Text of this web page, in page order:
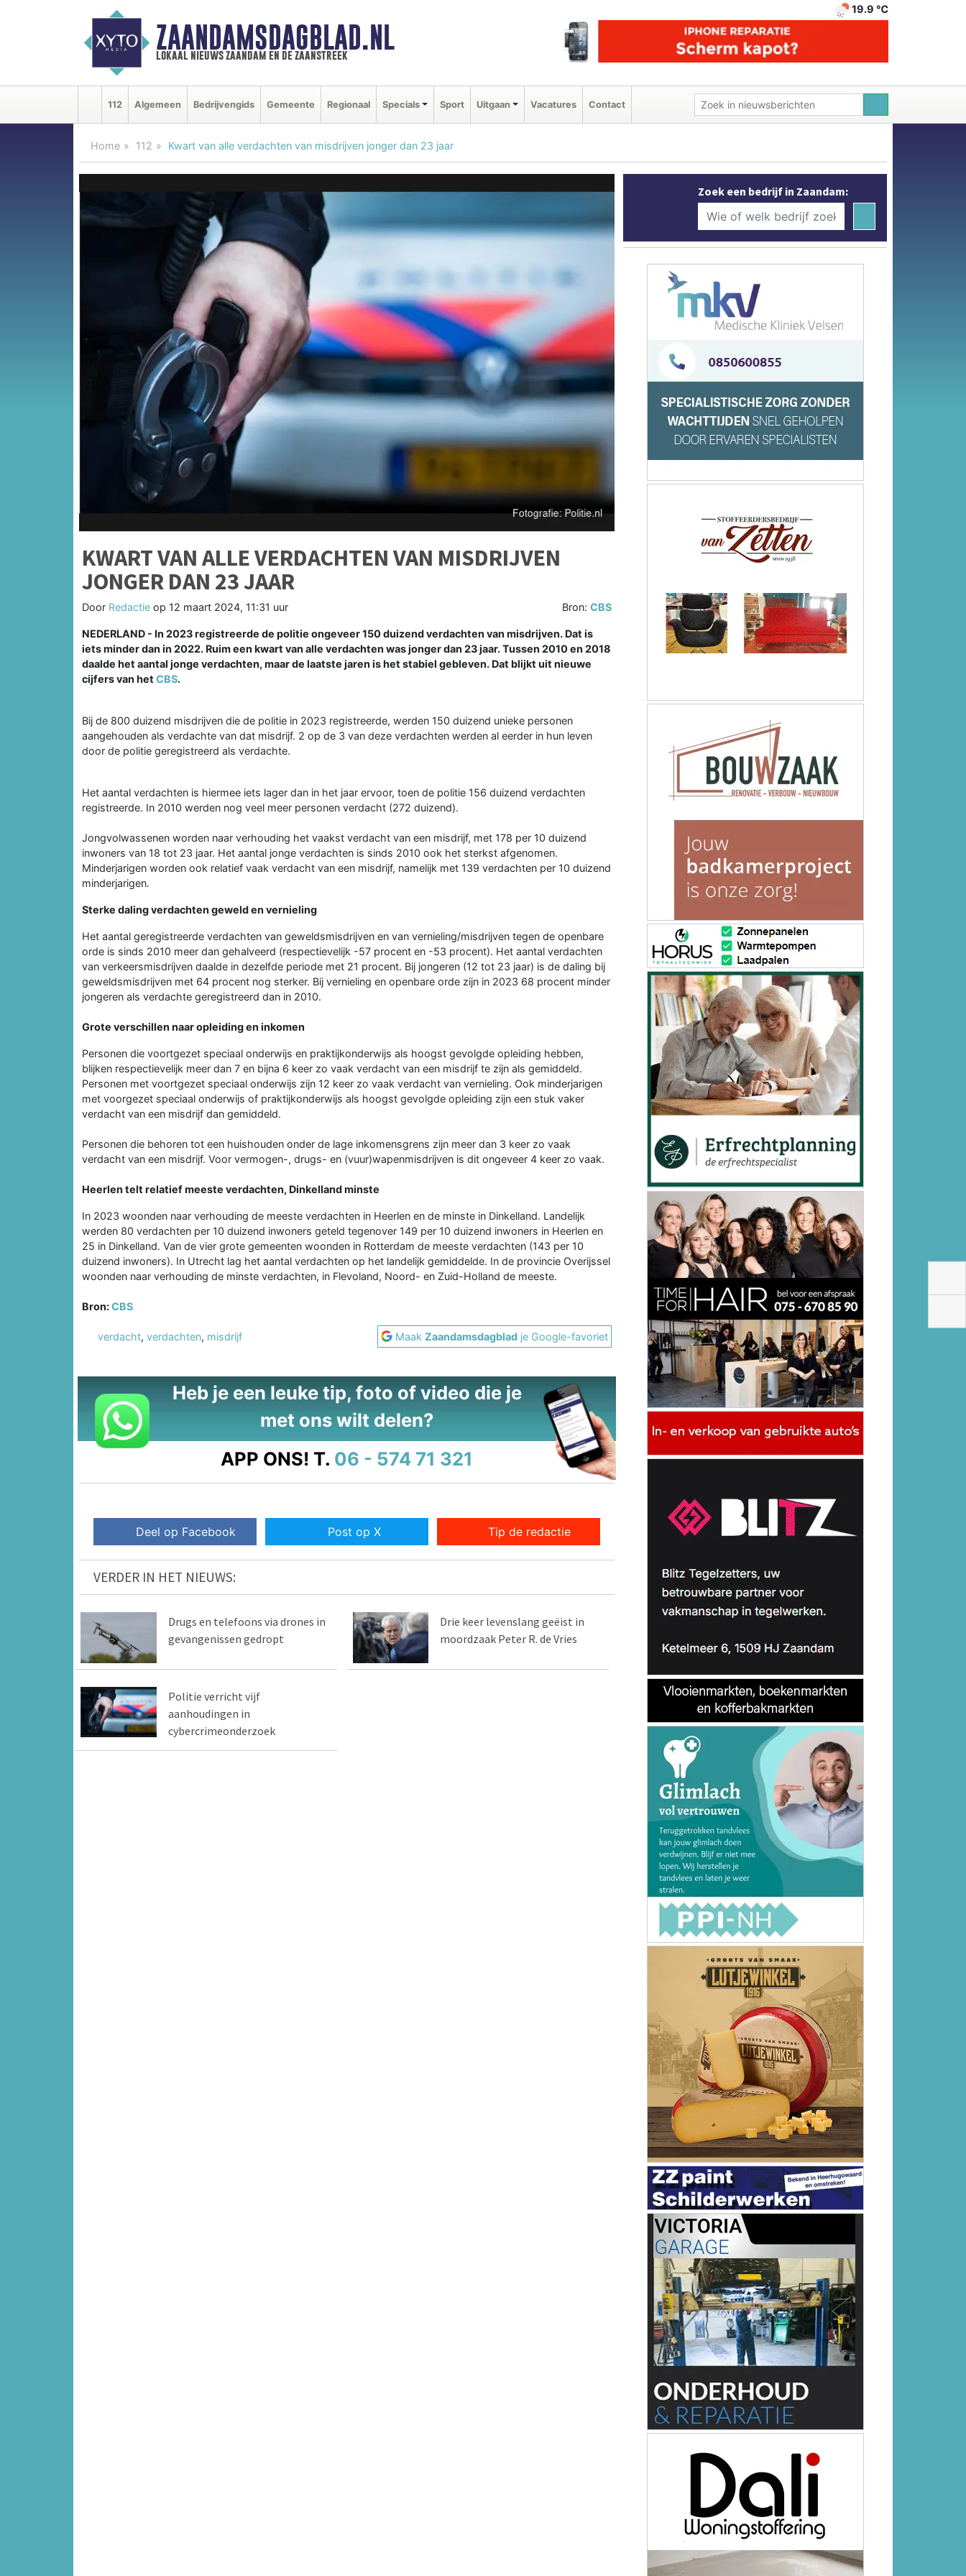
ZAANDAMSDAGBLAD.NL
lokaal nieuws zaandam en de zaanstreek
19.9 ℃
112 Algemeen Bedrijvengids Gemeente Regionaal Specials Sport Uitgaan Vacatures Contact
Home 112 Kwart van alle verdachten van misdrijven jonger dan 23 jaar
KWART VAN ALLE VERDACHTEN VAN MISDRIJVEN
JONGER DAN 23 JAAR
Door Redactie op 12 maart 2024, 11:31 uur Bron:CBS
NEDERLAND - In 2023 registreerde de politie ongeveer 150 duizend verdachten van misdrijven. Dat is
iets minder dan in 2022. Ruim een kwart van alle verdachten was jonger dan 23 jaar. Tussen 2010 en 2018
daalde het aantal jonge verdachten, maar de laatste jaren is het stabiel gebleven. Dat blijkt uit nieuwe
cijfers van het CBS.
Bij de 800 duizend misdrijven die de politie in 2023 registreerde, werden 150 duizend unieke personen
aangehouden als verdachte van dat misdrijf. 2 op de 3 van deze verdachten werden al eerder in hun leven
door de politie geregistreerd als verdachte.
Het aantal verdachten is hiermee iets lager dan in het jaar ervoor, toen de politie 156 duizend verdachten
registreerde. In 2010 werden nog veel meer personen verdacht (272 duizend).
Jongvolwassenen worden naar verhouding het vaakst verdacht van een misdrijf, met 178 per 10 duizend
inwoners van 18 tot 23 jaar. Het aantal jonge verdachten is sinds 2010 ook het sterkst afgenomen.
Minderjarigen worden ook relatief vaak verdacht van een misdrijf, namelijk met 139 verdachten per 10 duizend
minderjarigen.
Sterke daling verdachten geweld en vernieling
Het aantal geregistreerde verdachten van geweldsmisdrijven en van vernieling/misdrijven tegen de openbare
orde is sinds 2010 meer dan gehalveerd (respectievelijk -57 procent en -53 procent). Het aantal verdachten
van verkeersmisdrijven daalde in dezelfde periode met 21 procent. Bij jongeren (12 tot 23 jaar) is de daling bij
geweldsmisdrijven met 64 procent nog sterker. Bij vernieling en openbare orde zijn in 2023 68 procent minder
jongeren als verdachte geregistreerd dan in 2010.
Grote verschillen naar opleiding en inkomen
Personen die voortgezet speciaal onderwijs en praktijkonderwijs als hoogst gevolgde opleiding hebben,
blijken respectievelijk meer dan 7 en bijna 6 keer zo vaak verdacht van een misdrijf te zijn als gemiddeld.
Personen met voortgezet speciaal onderwijs zijn 12 keer zo vaak verdacht van vernieling. Ook minderjarigen
met voorgezet speciaal onderwijs of praktijkonderwijs als hoogst gevolgde opleiding zijn een stuk vaker
verdacht van een misdrijf dan gemiddeld.
Personen die behoren tot een huishouden onder de lage inkomensgrens zijn meer dan 3 keer zo vaak
verdacht van een misdrijf. Voor vermogen-, drugs- en (vuur)wapenmisdrijven is dit ongeveer 4 keer zo vaak.
Heerlen telt relatief meeste verdachten, Dinkelland minste
In 2023 woonden naar verhouding de meeste verdachten in Heerlen en de minste in Dinkelland. Landelijk
werden 80 verdachten per 10 duizend inwoners geteld tegenover 149 per 10 duizend inwoners in Heerlen en
25 in Dinkelland. Van de vier grote gemeenten woonden in Rotterdam de meeste verdachten (143 per 10
duizend inwoners). In Utrecht lag het aantal verdachten op het landelijk gemiddelde. In de provincie Overijssel
woonden naar verhouding de minste verdachten, in Flevoland, Noord- en Zuid-Holland de meeste.
Bron:CBS
verdacht, verdachten, misdrijf MaakZaandamsdagblad je Google-favoriet
Heb je een leuke tip, foto of video die je
met ons wilt delen?
APP ONS! T. 06 - 574 71 321
Deel op Facebook Post op X Tip de redactie
VERDER IN HET NIEUWS:
Drugs en telefoons via drones in
gevangenissen gedropt
Drie keer levenslang geëist in
moordzaak Peter R. de Vries
Politie verricht vijf
aanhoudingen in
cybercrimeonderzoek
Zoek een bedrijf in Zaandam: